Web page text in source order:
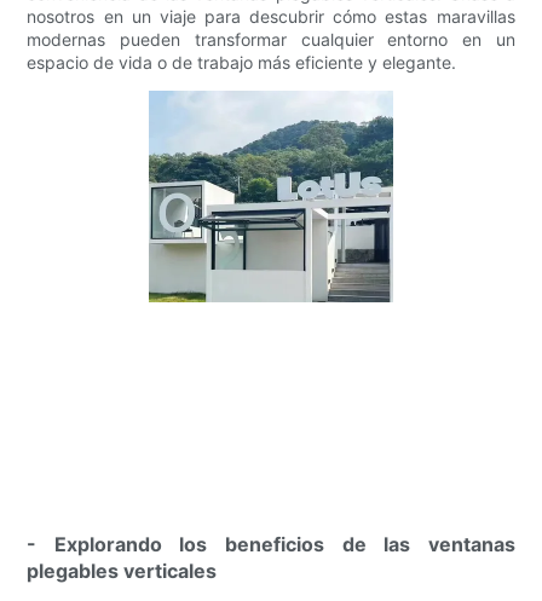
nosotros en un viaje para descubrir cómo estas maravillas
modernas pueden transformar cualquier entorno en un
espacio de vida o de trabajo más eficiente y elegante.
- Explorando los beneficios de las ventanas
plegables verticales